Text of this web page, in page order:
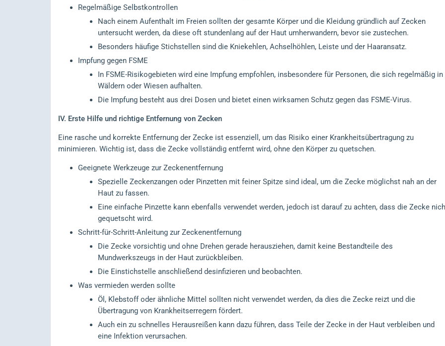
Regelmäßige Selbstkontrollen
Nach einem Aufenthalt im Freien sollten der gesamte Körper und die Kleidung gründlich auf Zecken
untersucht werden, da diese oft stundenlang auf der Haut umherwandern, bevor sie zustechen.
Besonders häufige Stichstellen sind die Kniekehlen, Achselhöhlen, Leiste und der Haaransatz.
Impfung gegen FSME
In FSME-Risikogebieten wird eine Impfung empfohlen, insbesondere für Personen, die sich regelmäßig in
Wäldern oder Wiesen aufhalten.
Die Impfung besteht aus drei Dosen und bietet einen wirksamen Schutz gegen das FSME-Virus.
IV. Erste Hilfe und richtige Entfernung von Zecken
Eine rasche und korrekte Entfernung der Zecke ist essenziell, um das Risiko einer Krankheitsübertragung zu
minimieren. Wichtig ist, dass die Zecke vollständig entfernt wird, ohne den Körper zu quetschen.
Geeignete Werkzeuge zur Zeckenentfernung
Spezielle Zeckenzangen oder Pinzetten mit feiner Spitze sind ideal, um die Zecke möglichst nah an der
Haut zu fassen.
Eine einfache Pinzette kann ebenfalls verwendet werden, jedoch ist darauf zu achten, dass die Zecke
gequetscht wird.
Schritt-für-Schritt-Anleitung zur Zeckenentfernung
Die Zecke vorsichtig und ohne Drehen gerade herausziehen, damit keine Bestandteile des
Mundwerkszeugs in der Haut zurückbleiben.
Die Einstichstelle anschließend desinfizieren und beobachten.
Was vermieden werden sollte
Öl, Klebstoff oder ähnliche Mittel sollten nicht verwendet werden, da dies die Zecke reizt und die
Übertragung von Krankheitserregern fördert.
Auch ein zu schnelles Herausreißen kann dazu führen, dass Teile der Zecke in der Haut verbleiben und
eine Infektion verursachen.